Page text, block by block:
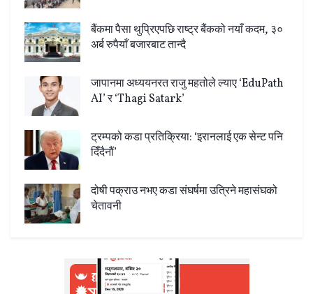
बैंकमा पैसा थुप्रिएपछि राष्ट्र बैंकको नयाँ कदम, ३०
अर्ब रुपैयाँ बजारबाट तान्दै
जापानमा अध्ययनरत राजु महतोले ल्याए ‘EduPath
AI’ र ‘Thagi Satark’
ट्रम्पको कडा प्रतिक्रिया: ‘इरानलाई एक सेन्ट पनि
दिँदैनौं’
दोषी पक्राउ नभए कडा संघर्षमा उत्रिने महासंघको
चेतावनी